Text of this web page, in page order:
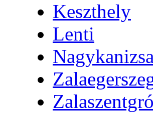
Keszthely
Lenti
Nagykanizsa